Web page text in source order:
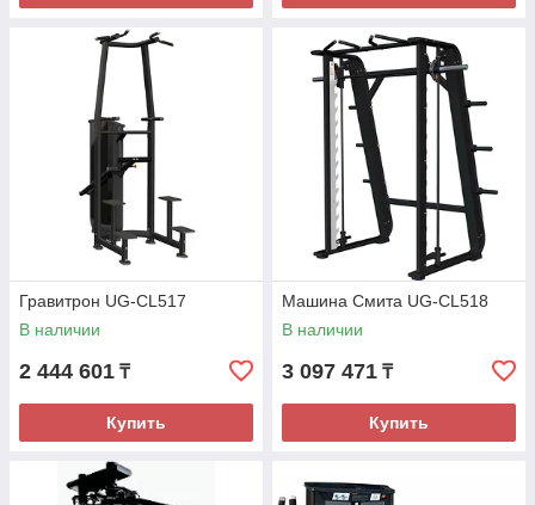
Гравитрон UG-CL517
В наличии
2 444 601 ₸
Купить
Машина Смита UG-CL518
В наличии
3 097 471 ₸
Купить